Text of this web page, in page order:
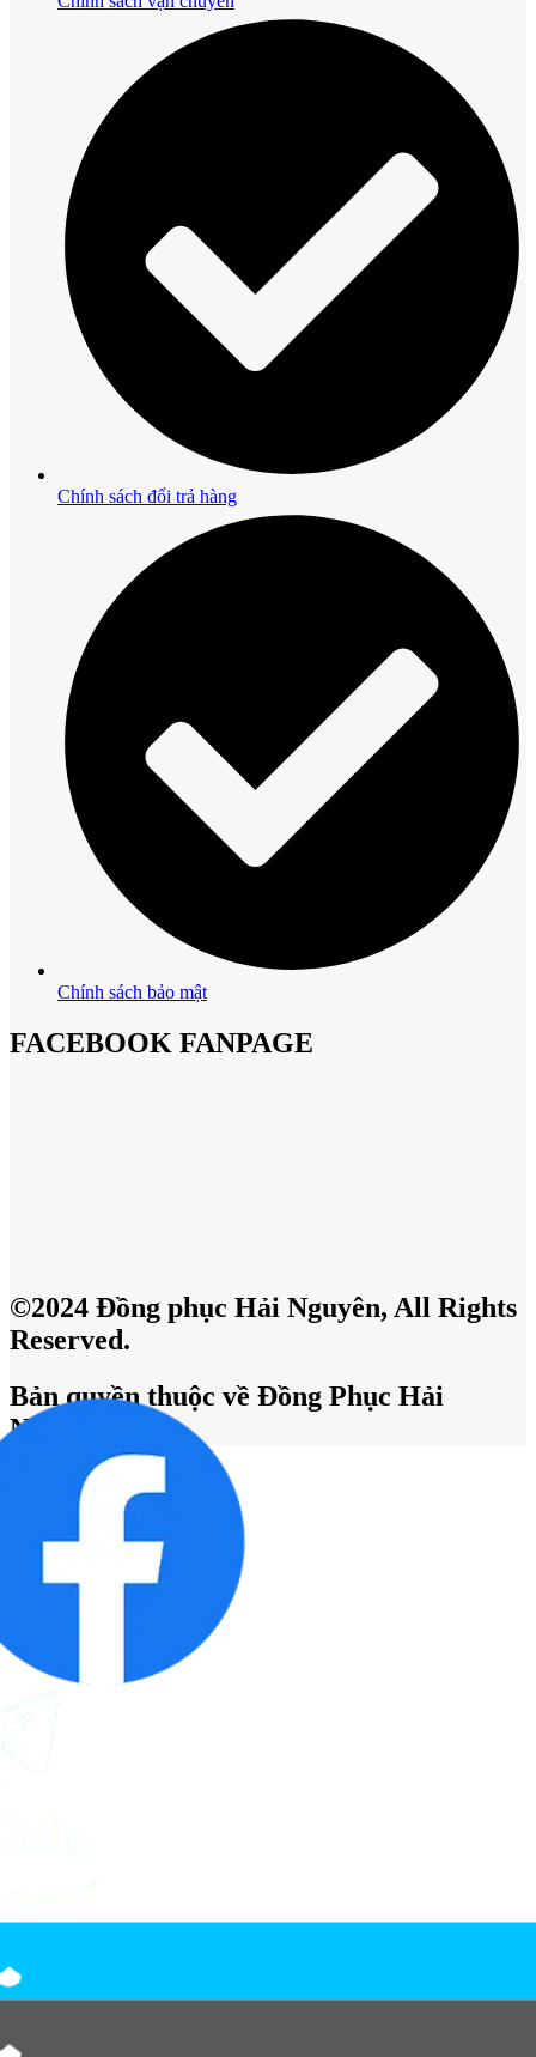
Chính sách đổi trả hàng
Chính sách bảo mật
FACEBOOK FANPAGE
©2024 Đồng phục Hải Nguyên, All Rights
Reserved.
Bản quyền thuộc về Đồng Phục Hải
Nguyên.